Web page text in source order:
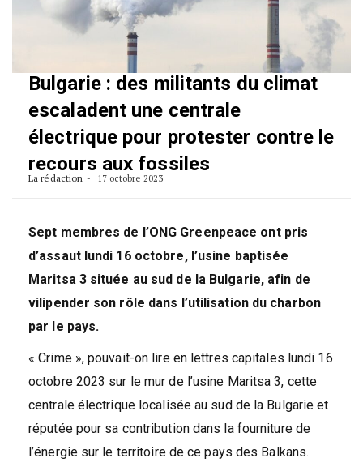
Bulgarie : des militants du climat
escaladent une centrale
électrique pour protester contre le
recours aux fossiles
La rédaction 17 octobre 2023
Sept membres de l’ONG Greenpeace ont pris
d’assaut lundi 16 octobre, l’usine baptisée
Maritsa 3 située au sud de la Bulgarie, afin de
vilipender son rôle dans l’utilisation du charbon
par le pays.
« Crime », pouvait-on lire en lettres capitales lundi 16
octobre 2023 sur le mur de l’usine Maritsa 3, cette
centrale électrique localisée au sud de la Bulgarie et
réputée pour sa contribution dans la fourniture de
l’énergie sur le territoire de ce pays des Balkans.